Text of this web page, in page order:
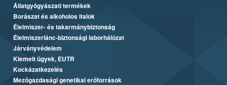
Állatgyógyászati termékek
Borászat és alkoholos italok
Élelmiszer- és takarmánybiztonság
Élelmiszerlánc-biztonsági laborhálózat
Járványvédelem
Kiemelt ügyek, EUTR
Kockázatkezelés
Mezőgazdasági genetikai erőforrások